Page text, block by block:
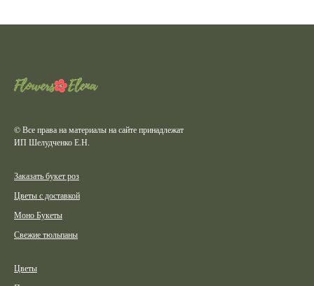
© Все права на материалы на сайте принадлежат
ИП Шелудченко Е.Н.
Заказать букет роз
Цветы с доставкой
Моно Букеты
Свежие тюльпаны
Цветы